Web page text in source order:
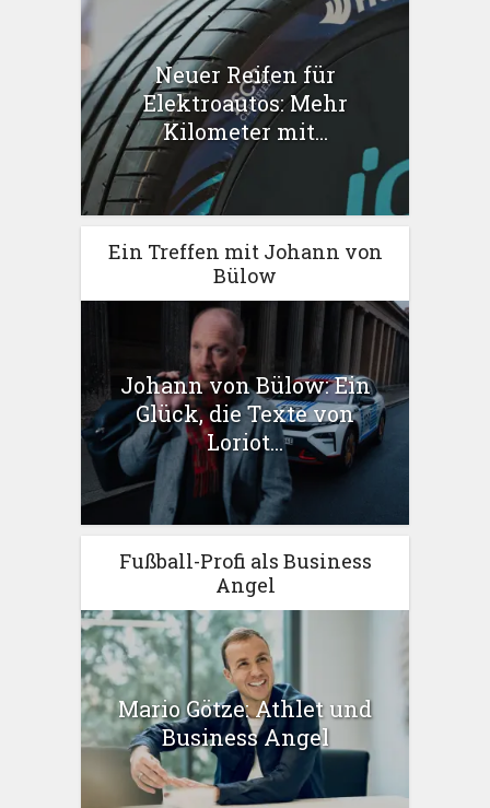
Neuer Reifen für
Elektroautos: Mehr
Kilometer mit...
Ein Treffen mit Johann von
Bülow
Johann von Bülow: Ein
Glück, die Texte von
Loriot...
Fußball-Profi als Business
Angel
Mario Götze: Athlet und
Business Angel